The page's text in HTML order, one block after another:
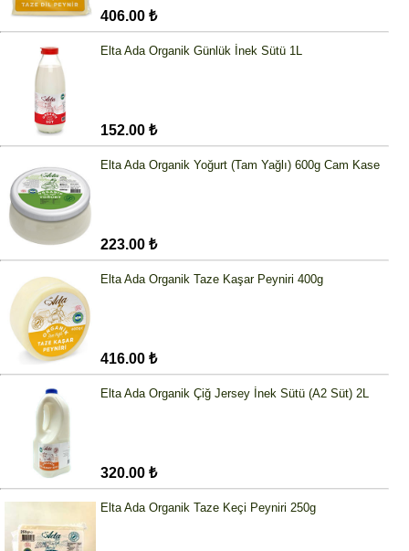
406.00 ₺
Elta Ada Organik Günlük İnek Sütü 1L
152.00 ₺
Elta Ada Organik Yoğurt (Tam Yağlı) 600g Cam Kase
223.00 ₺
Elta Ada Organik Taze Kaşar Peyniri 400g
416.00 ₺
Elta Ada Organik Çiğ Jersey İnek Sütü (A2 Süt) 2L
320.00 ₺
Elta Ada Organik Taze Keçi Peyniri 250g